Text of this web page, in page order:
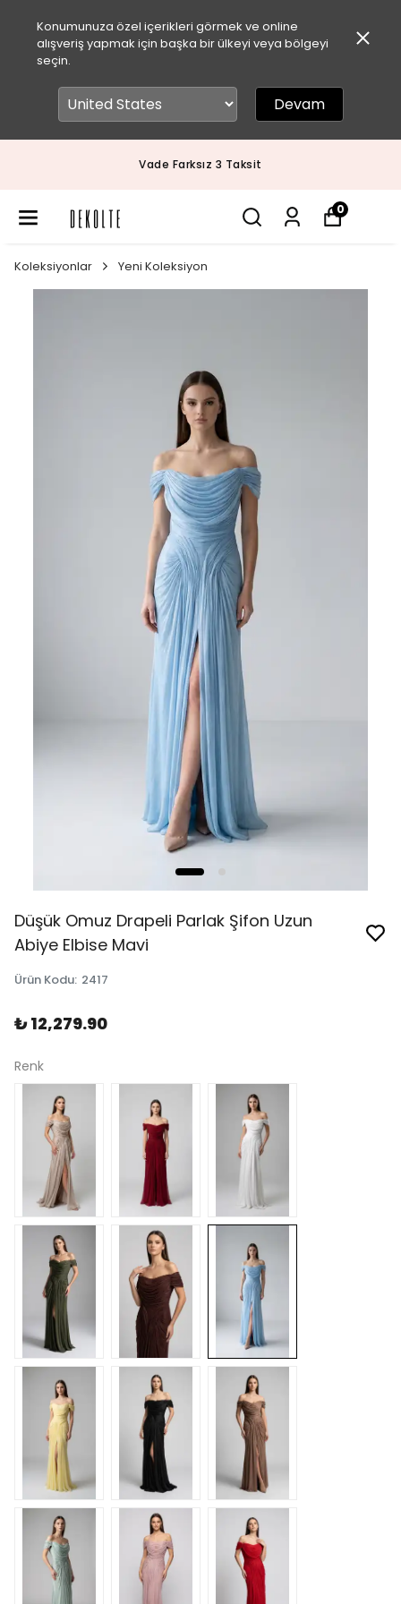
Konumunuza özel içerikleri görmek ve online
alışveriş yapmak için başka bir ülkeyi veya bölgeyi
seçin.
Devam
Vade Farksız 3 Taksit
0
Koleksiyonlar Yeni Koleksiyon
Düşük Omuz Drapeli Parlak Şifon Uzun
Abiye Elbise Mavi
Ürün Kodu: 2417
₺ 12,279.90
Renk